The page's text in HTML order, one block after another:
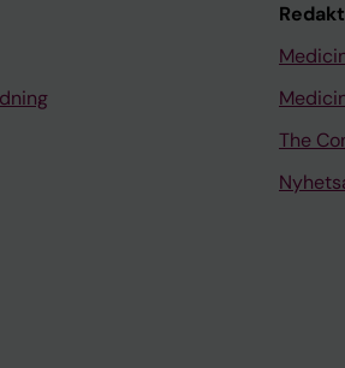
The